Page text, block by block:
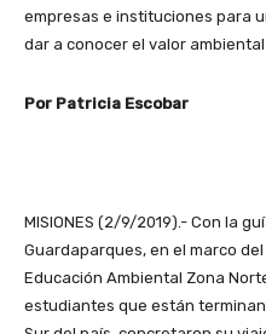
empresas e instituciones para
dar a conocer el valor
Por Patricia Escobar
MISIONES (2/9/2019).- Con la
Guardaparques, en el marco
Educación Ambiental Zona
estudiantes que están